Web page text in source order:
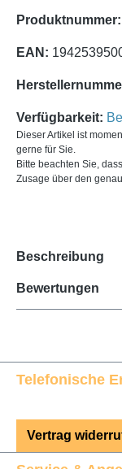
Produktnummer:
EAN:
Verfügbarkeit:
Dieser Artikel ist
gerne für Sie.
Bitte beachten Sie,
Zusage über den
Beschreibung
Bewertungen
Telefonische
Vertrag